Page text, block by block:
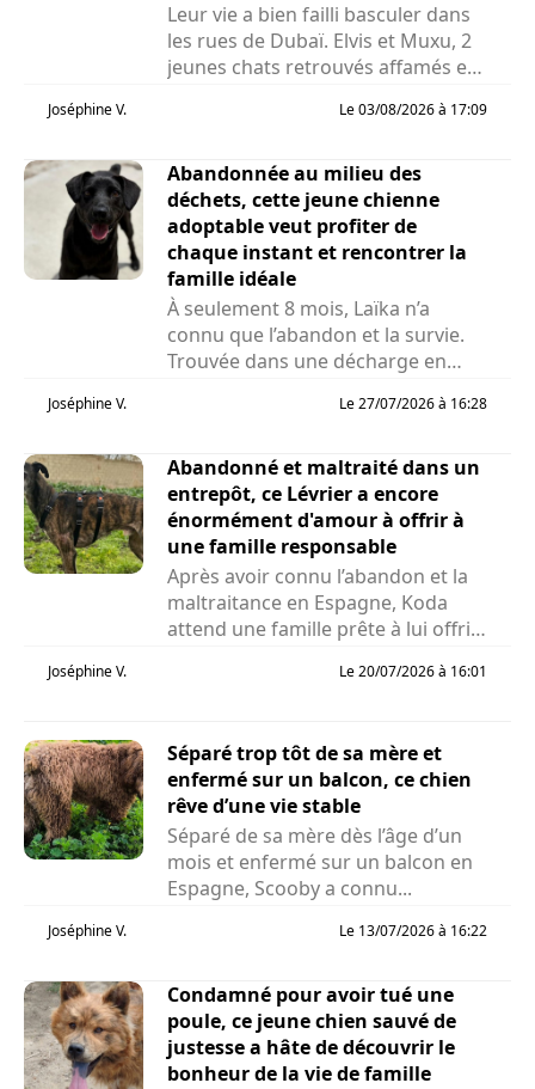
Leur vie a bien failli basculer dans
les rues de Dubaï. Elvis et Muxu, 2
jeunes chats retrouvés affamés et
Joséphine V. Le 03/08/2026 à 17:09
Abandonnée au milieu des
déchets, cette jeune chienne
adoptable veut profiter de
chaque instant et rencontrer la
famille idéale
À seulement 8 mois, Laïka n’a
connu que l’abandon et la survie.
Trouvée dans une décharge en
Joséphine V. Le 27/07/2026 à 16:28
Abandonné et maltraité dans un
entrepôt, ce Lévrier a encore
énormément d'amour à offrir à
une famille responsable
Après avoir connu l’abandon et la
maltraitance en Espagne, Koda
attend une famille prête à lui offrir
Joséphine V. Le 20/07/2026 à 16:01
Séparé trop tôt de sa mère et
enfermé sur un balcon, ce chien
rêve d’une vie stable
Séparé de sa mère dès l’âge d’un
mois et enfermé sur un balcon en
Espagne, Scooby a connu...
Joséphine V. Le 13/07/2026 à 16:22
Condamné pour avoir tué une
poule, ce jeune chien sauvé de
justesse a hâte de découvrir le
bonheur de la vie de famille